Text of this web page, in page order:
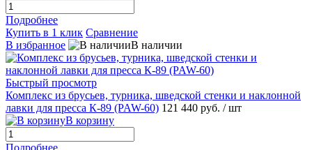
Подробнее
Купить в 1 клик Сравнение
В избранное
В наличии
Быстрый просмотр
Комплекс из брусьев, турника, шведской стенки и наклонной
лавки для пресса К-89 (PAW-60) 121 440 руб. / шт
В корзину